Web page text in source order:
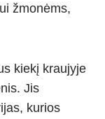
žmonėms,
kiekį kraujyje
Jis
kurios